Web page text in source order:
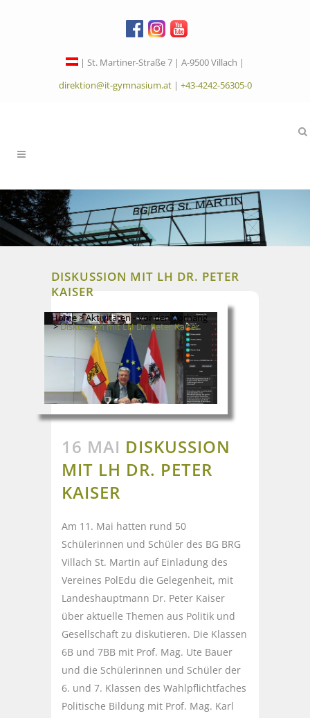
| St. Martiner-Straße 7 | A-9500 Villach |
direktion@it-gymnasium.at| +43-4242-56305-0
DISKUSSION MIT LH DR. PETER
KAISER
Home>Aktivitäten - Vor den Vorhang
>Diskussion mit LH Dr. Peter Kaiser
16 MAI DISKUSSION
MIT LH DR. PETER
KAISER
Am 11. Mai hatten rund 50
Schülerinnen und Schüler des BG BRG
Villach St. Martin auf Einladung des
Vereines PolEdu die Gelegenheit, mit
Landeshauptmann Dr. Peter Kaiser
über aktuelle Themen aus Politik und
Gesellschaft zu diskutieren. Die Klassen
6B und 7BB mit Prof. Mag. Ute Bauer
und die Schülerinnen und Schüler der
6. und 7. Klassen des Wahlpflichtfaches
Politische Bildung mit Prof. Mag. Karl